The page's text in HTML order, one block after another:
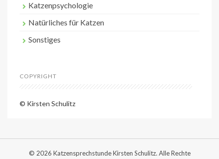
Katzenpsychologie
Natürliches für Katzen
Sonstiges
COPYRIGHT
© Kirsten Schulitz
© 2026 Katzensprechstunde Kirsten Schulitz. Alle Rechte